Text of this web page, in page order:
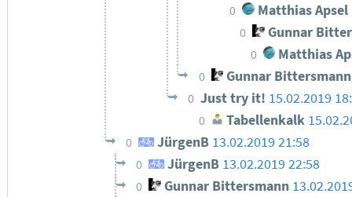
0 Matthias Apsel
0 Gunnar
0 Matthias
0 Gunnar Bittersmann
0 Just try it! 15.02.2019
0 Tabellenkalk
0 JürgenB 13.02.2019 21:58
0 JürgenB 13.02.2019 22:58
0 Gunnar Bittersmann